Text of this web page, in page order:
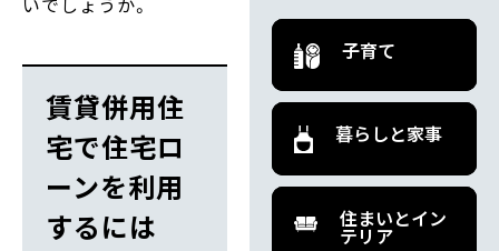
賃貸併用住
宅で住宅ロ
ーンを利用
するには
子育て
暮らしと家事
住まいとイン
テリア